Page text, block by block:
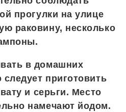
прогулки на улице
раковину, несколько
в домашних
приготовить
и серьги. Место
намечают йодом.